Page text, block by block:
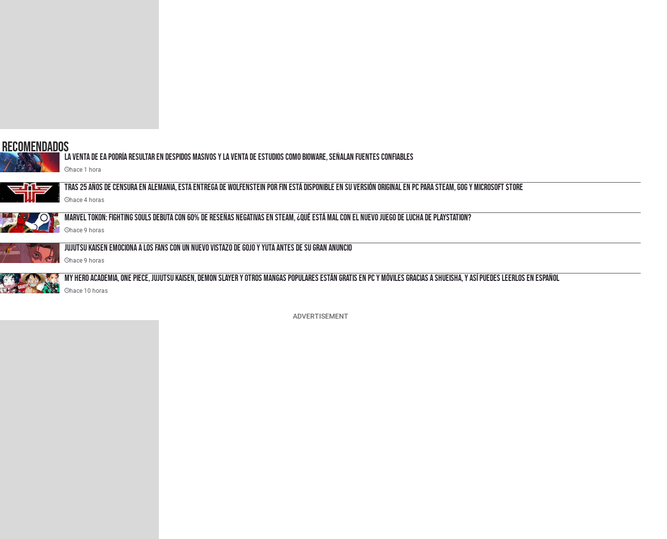
Recomendados
La venta de EA podría resultar en despidos masivos y la venta de estudios como BioWare, señalan fuentes confiables
hace 1 hora
Tras 25 años de censura en Alemania, esta entrega de Wolfenstein por fin está disponible en su versión original en PC para Steam, GOG y Microsoft Store
hace 4 horas
Marvel Tokon: Fighting Souls debuta con 60% de reseñas negativas en Steam, ¿qué está mal con el nuevo juego de lucha de PlayStation?
hace 9 horas
Jujutsu Kaisen emociona a los fans con un nuevo vistazo de Gojo y Yuta antes de su gran anuncio
hace 9 horas
My Hero Academia, One Piece, Jujutsu Kaisen, Demon Slayer y otros mangas populares están gratis en PC y móviles gracias a Shueisha, y así puedes leerlos en español
hace 10 horas
ADVERTISEMENT